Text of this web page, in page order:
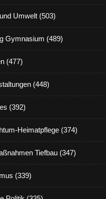
Umwelt (503)
Gymnasium (489)
(477)
(448)
(392)
Heimatpflege (374)
Tiefbau (347)
(339)